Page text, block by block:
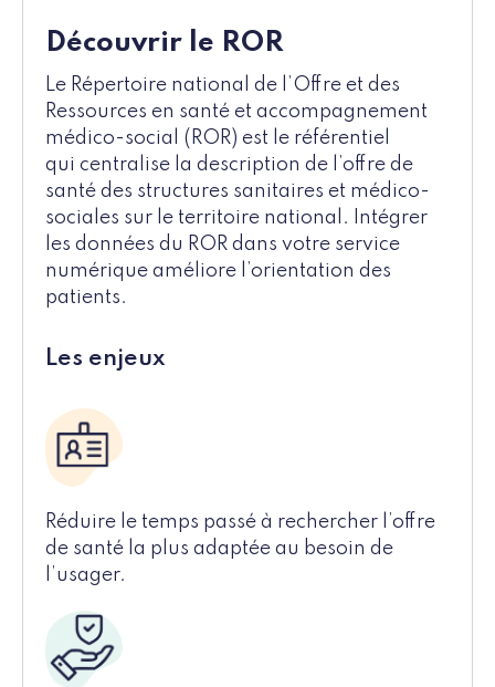
Découvrir le ROR
Le Répertoire national de l’Offre et des
Ressources en santé et accompagnement
médico-social (ROR) est le référentiel
qui centralise la description de l’offre de
santé des structures sanitaires et médico-
sociales sur le territoire national. Intégrer
les données du ROR dans votre service
numérique améliore l’orientation des
patients.
Les enjeux
Réduire le temps passé à rechercher l’offre
de santé la plus adaptée au besoin de
l’usager.